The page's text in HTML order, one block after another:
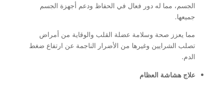
الجسم، مما له دور فعال في الحفاظ ودعم أجهزة الجسم
جميعها.
مما يعزز صحة وسلامة عضلة القلب والوقاية من أمراض
تصلب الشرايين وغيرها من الأضرار الناجمة عن ارتفاع ضغط
الدم.
علاج هشاشة العظام